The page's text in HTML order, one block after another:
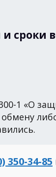
сроки
1 «О
350-34-85